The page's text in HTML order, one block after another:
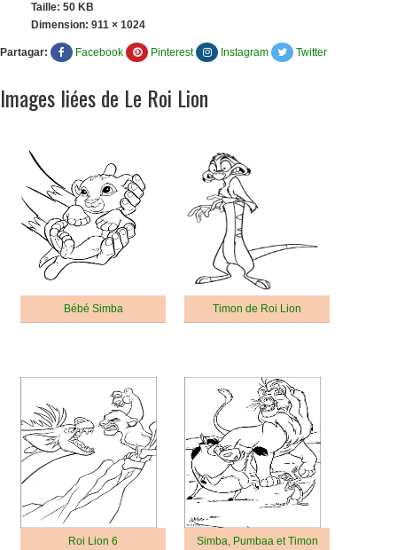
Taille: 50 KB
Dimension: 911 × 1024
Partagar: Facebook Pinterest Instagram Twitter
Images liées de Le Roi Lion
Bébé Simba Timon de Roi Lion
Roi Lion 6 Simba, Pumbaa et Timon